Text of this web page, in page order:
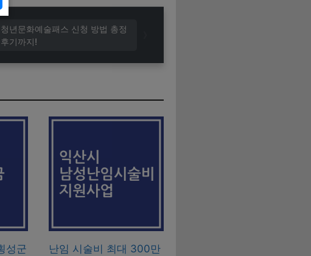
년문화예술패스 신청 방법 총정
기까지!
성군
난임 시술비 최대 300만